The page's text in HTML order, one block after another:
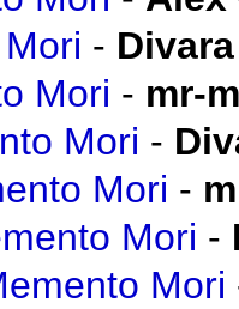
- Divara
Mori - mr-
Mori -
Mori -
Mori -
Mori